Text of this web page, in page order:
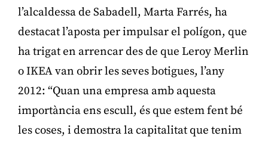
l’alcaldessa de Sabadell, Marta Farrés, ha
destacat l’aposta per impulsar el polígon, que
ha trigat en arrencar des de que Leroy Merlin
o IKEA van obrir les seves botigues, l’any
2012: “Quan una empresa amb aquesta
importància ens escull, és que estem fent bé
les coses, i demostra la capitalitat que tenim